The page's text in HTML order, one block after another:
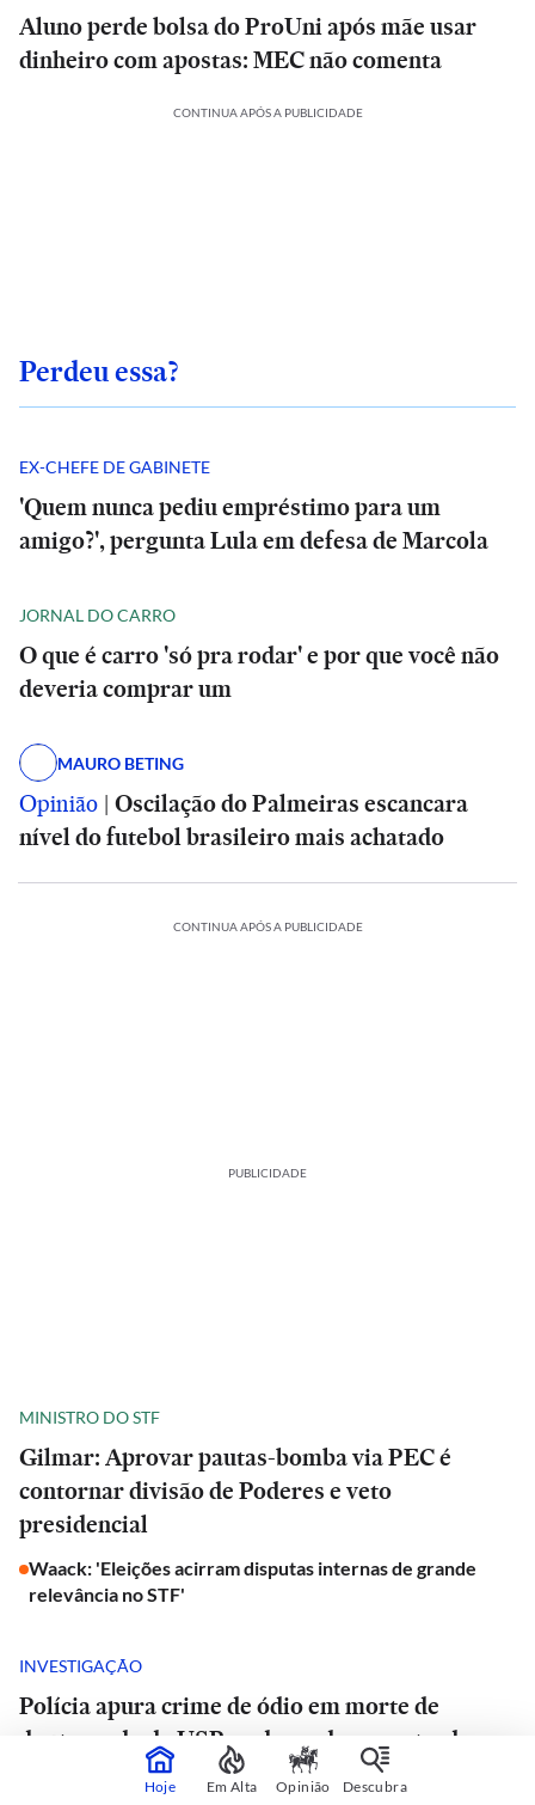
Aluno perde bolsa do ProUni após mãe usar
dinheiro com apostas: MEC não comenta
CONTINUA APÓS A PUBLICIDADE
Perdeu essa?
EX-CHEFE DE GABINETE
'Quem nunca pediu empréstimo para um
amigo?', pergunta Lula em defesa de Marcola
JORNAL DO CARRO
O que é carro 'só pra rodar' e por que você não
deveria comprar um
MAURO BETING
Opinião | Oscilação do Palmeiras escancara
nível do futebol brasileiro mais achatado
CONTINUA APÓS A PUBLICIDADE
PUBLICIDADE
MINISTRO DO STF
Gilmar: Aprovar pautas-bomba via PEC é
contornar divisão de Poderes e veto
presidencial
Waack: 'Eleições acirram disputas internas de grande
relevância no STF'
INVESTIGAÇÃO
Polícia apura crime de ódio em morte de
doutorando da USP e advogado encontrado
morto em estrada de São Paulo
Hoje Em Alta Opinião Descubra